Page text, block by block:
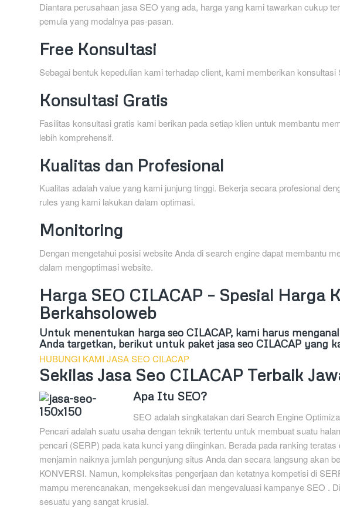
Diantara perusahaan jasa SEO yang ada, harga yang kami tawarkan cukup
pemula yang modalnya pas-pasan.
Free Konsultasi
Sebagai bentuk kepedulian kami terhadap client, kami memberikan
Konsultasi Gratis
Fasilitas konsultasi gratis kami berikan pada setiap klien untuk membantu
lebih komprehensif.
Kualitas dan Profesional
Kualitas adalah value yang kami junjung tinggi. Bekerja secara profesional
rules yang kami lakukan dalam optimasi.
Monitoring
Dengan mengetahui posisi website Anda di search engine dapat membantu
dalam mengoptimasi website.
Harga SEO CILACAP – Spesial Harga
Berkahsoloweb
Untuk menentukan harga seo CILACAP, kami harus
Anda targetkan, berikut untuk paket jasa seo CILACAP yang
HUBUNGI KAMI JASA SEO CILACAP
Sekilas Jasa Seo CILACAP Terbaik
Apa Itu SEO?
SEO adalah singkatakan dari Search Engine
Pencari adalah suatu usaha dengan teknik tertentu untuk membuat suatu
pencari (SERP) pada kata kunci yang diinginkan. Berada pada ranking
menjamin naiknya jumlah pengunjung situs Anda dan secara langsung akan
KONVERSI. Namun, kompleksitas pengerjaan dan ketatnya kompetisi di
mampu merencanakan, mengeksekusi dan mengevaluasi kampanye SEO .
sesuatu yang sangat krusial.